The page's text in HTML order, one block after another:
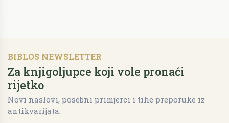
BIBLOS NEWSLETTER
Za knjigoljupce koji vole pronaći
rijetko
Novi naslovi, posebni primjerci i tihe preporuke iz
antikvarijata.